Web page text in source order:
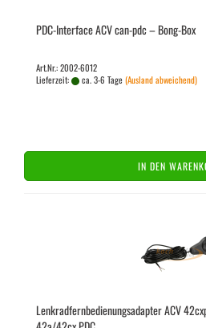
PDC-​In­ter­face ACV can-​pdc – Bong-​Box
Art.Nr.: 2002-6012
Lieferzeit:
ca. 3-6 Tage(Ausland abweichend)
IN DEN
Lenk­rad­fern­be­die­nungs­ad­ap­ter ACV